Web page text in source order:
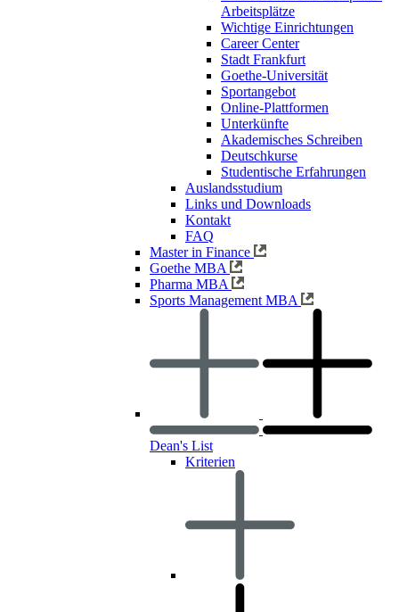
Arbeitsplätze
Wichtige Einrichtungen
Career Center
Stadt Frankfurt
Goethe-Universität
Sportangebot
Online-Plattformen
Unterkünfte
Akademisches Schreiben
Deutschkurse
Studentische Erfahrungen
Auslandsstudium
Links und Downloads
Kontakt
FAQ
Master in Finance
Goethe MBA
Pharma MBA
Sports Management MBA
Dean's List
Kriterien